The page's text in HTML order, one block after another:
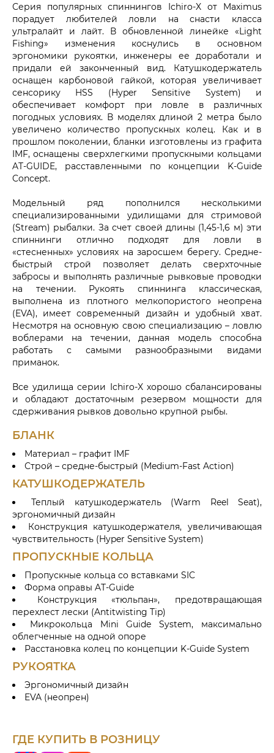
Серия популярных спиннингов Ichiro-X от Maximus
порадует любителей ловли на снасти класса
ультралайт и лайт. В обновленной линейке «Light
Fishing» изменения коснулись в основном
эргономики рукоятки, инженеры ее доработали и
придали ей законченный вид. Катушкодержатель
оснащен карбоновой гайкой, которая увеличивает
сенсорику HSS (Hyper Sensitive System) и
обеспечивает комфорт при ловле в различных
погодных условиях. В моделях длиной 2 метра было
увеличено количество пропускных колец. Как и в
прошлом поколении, бланки изготовлены из графита
IMF, оснащены сверхлегкими пропускными кольцами
AT-GUIDE, расставленными по концепции K-Guide
Concept.
Модельный ряд пополнился несколькими
специализированными удилищами для стримовой
(Stream) рыбалки. За счет своей длины (1,45-1,6 м) эти
спиннинги отлично подходят для ловли в
«стесненных» условиях на заросшем берегу. Средне-
быстрый строй позволяет делать сверхточные
забросы и выполнять различные рывковые проводки
на течении. Рукоять спиннинга классическая,
выполнена из плотного мелкопористого неопрена
(EVA), имеет современный дизайн и удобный хват.
Несмотря на основную свою специализацию – ловлю
воблерами на течении, данная модель способна
работать с самыми разнообразными видами
приманок.
Все удилища серии Ichiro-X хорошо сбалансированы
и обладают достаточным резервом мощности для
сдерживания рывков довольно крупной рыбы.
БЛАНК
Материал – графит IMF
Строй – средне-быстрый (Medium-Fast Action)
КАТУШКОДЕРЖАТЕЛЬ
Теплый катушкодержатель (Warm Reel Seat),
эргономичный дизайн
Конструкция катушкодержателя, увеличивающая
чувствительность (Hyper Sensitive System)
ПРОПУСКНЫЕ КОЛЬЦА
Пропускные кольца со вставками SIC
Форма оправы AT-Guide
Конструкция «тюльпан», предотвращающая
перехлест лески (Antitwisting Tip)
Микрокольца Mini Guide System, максимально
облегченные на одной опоре
Расстановка колец по концепции K-Guide System
РУКОЯТКА
Эргономичный дизайн
EVA (неопрен)
ГДЕ КУПИТЬ В РОЗНИЦУ